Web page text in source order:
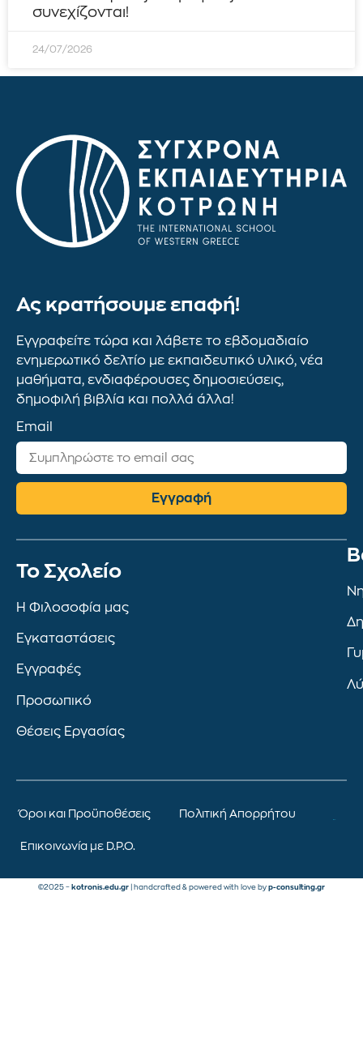
συνεχίζονται!
24/07/2026
Ας κρατήσουμε επαφή!
Εγγραφείτε τώρα και λάβετε το εβδομαδιαίο
ενημερωτικό δελτίο με εκπαιδευτικό υλικό, νέα
μαθήματα, ενδιαφέρουσες δημοσιεύσεις,
δημοφιλή βιβλία και πολλά άλλα!
Email
Εγγραφή
To Σχολείο
Η Φιλοσοφία μας
Εγκαταστάσεις
Εγγραφές
Προσωπικό
Θέσεις Εργασίας
Όροι και Προϋποθέσεις Πολιτική Απορρήτου
Επικοινωνία με D.P.O.
©2025 – kotronis.edu.gr | handcrafted & powered with love by p-consulting.gr